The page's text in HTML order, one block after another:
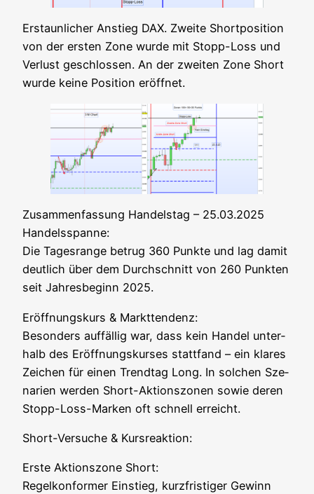
Erstaun­li­cher Anstieg DAX. Zwei­te Short­po­si­ti­on
von der ers­ten Zone wur­de mit Stopp-Loss und
Ver­lust geschlos­sen. An der zwei­ten Zone Short
wur­de kei­ne Posi­ti­on eröffnet.
Zusam­men­fas­sung Han­dels­tag – 25.03.2025
Han­dels­span­ne:
Die Tages­ran­ge betrug 360 Punk­te und lag damit
deut­lich über dem Durch­schnitt von 260 Punk­ten
seit Jah­res­be­ginn 2025.
Eröff­nungs­kurs & Markt­ten­denz:
Beson­ders auf­fäl­lig war, dass kein Han­del unter­
halb des Eröff­nungs­kur­ses statt­fand – ein kla­res
Zei­chen für einen Trend­tag Long. In sol­chen Sze­
na­ri­en wer­den Short-Akti­ons­zo­nen sowie deren
Stopp-Loss-Mar­ken oft schnell erreicht.
Short-Ver­su­che & Kursreaktion:
Ers­te Akti­ons­zo­ne Short:
Regel­kon­for­mer Ein­stieg, kurz­fris­ti­ger Gewinn